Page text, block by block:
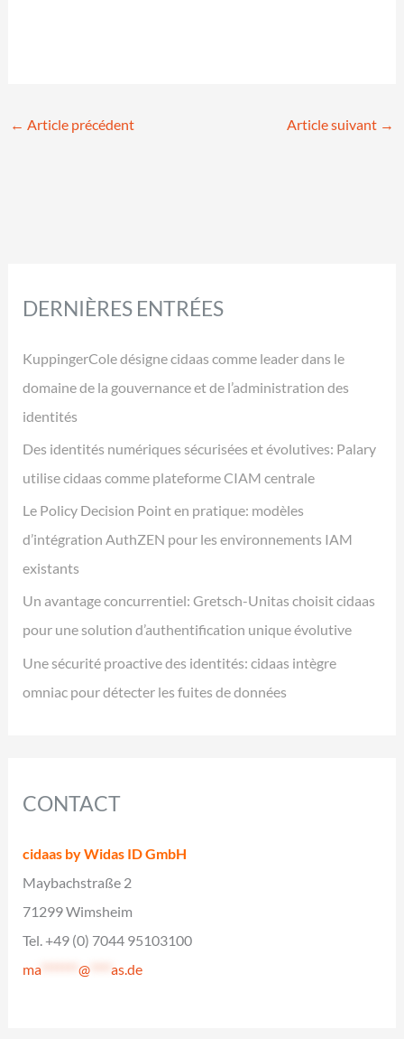
← Article précédent Article suivant →
DERNIÈRES ENTRÉES
KuppingerCole désigne cidaas comme leader dans le
domaine de la gouvernance et de l’administration des
identités
Des identités numériques sécurisées et évolutives: Palary
utilise cidaas comme plateforme CIAM centrale
Le Policy Decision Point en pratique: modèles
d’intégration AuthZEN pour les environnements IAM
existants
Un avantage concurrentiel: Gretsch-Unitas choisit cidaas
pour une solution d’authentification unique évolutive
Une sécurité proactive des identités: cidaas intègre
omniac pour détecter les fuites de données
CONTACT
cidaas by Widas ID GmbH
Maybachstraße 2
71299 Wimsheim
Tel. +49 (0) 7044 95103100
ma*******@ ****as.de